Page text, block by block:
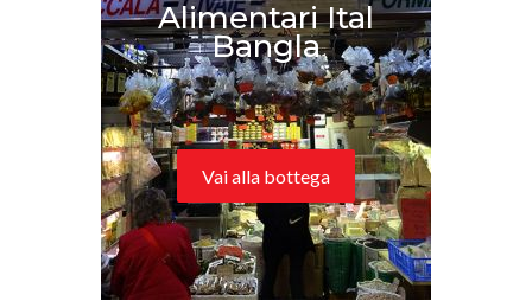
Alimentari Ital
Bangla
Vai alla bottega